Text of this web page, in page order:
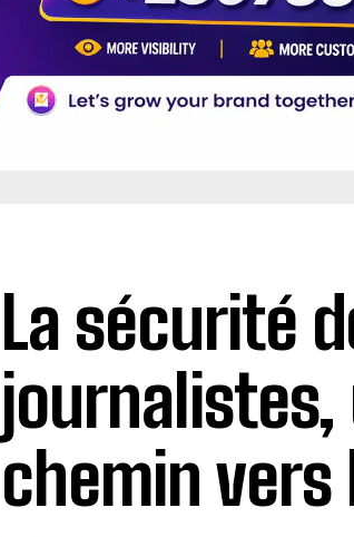
La sécurité
chemin vers